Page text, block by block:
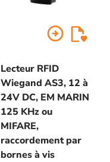
arrow_circle_right
Lecteur RFID
Wiegand AS3, 12 à
24V DC, EM MARIN
125 KHz ou
MIFARE,
raccordement par
bornes à vis